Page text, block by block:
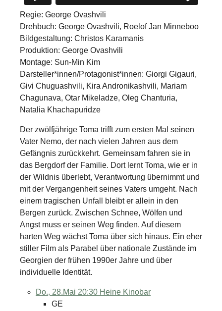
Regie: George Ovashvili
Drehbuch: George Ovashvili, Roelof Jan Minneboo
Bildgestaltung: Christos Karamanis
Produktion: George Ovashvili
Montage: Sun-Min Kim
Darsteller*innen/Protagonist*innen: Giorgi Gigauri,
Givi Chuguashvili, Kira Andronikashvili, Mariam
Chagunava, Otar Mikeladze, Oleg Chanturia,
Natalia Khachapuridze
Der zwölfjährige Toma trifft zum ersten Mal seinen
Vater Nemo, der nach vielen Jahren aus dem
Gefängnis zurückkehrt. Gemeinsam fahren sie in
das Bergdorf der Familie. Dort lernt Toma, wie er in
der Wildnis überlebt, Verantwortung übernimmt und
mit der Vergangenheit seines Vaters umgeht. Nach
einem tragischen Unfall bleibt er allein in den
Bergen zurück. Zwischen Schnee, Wölfen und
Angst muss er seinen Weg finden. Auf diesem
harten Weg wächst Toma über sich hinaus. Ein eher
stiller Film als Parabel über nationale Zustände im
Georgien der frühen 1990er Jahre und über
individuelle Identität.
Do., 28.Mai 20:30 Heine Kinobar
GE